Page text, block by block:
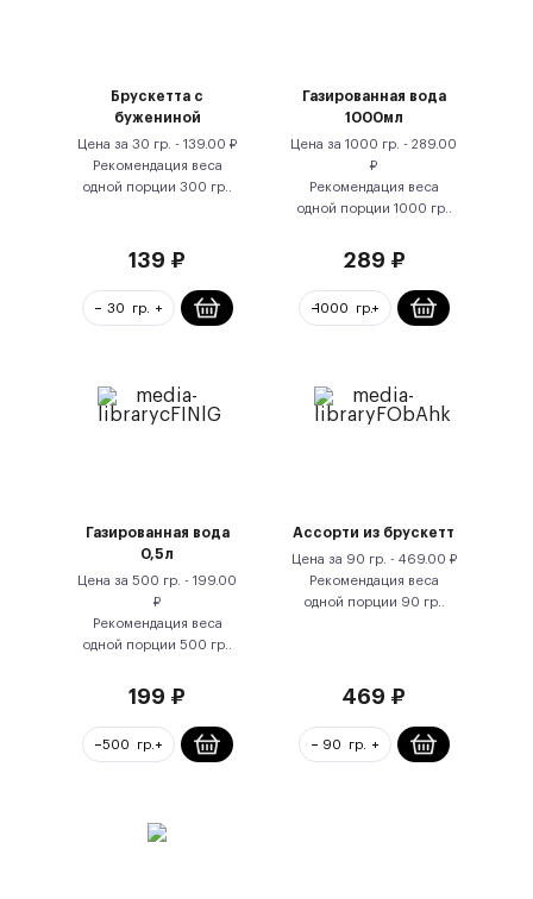
Брускетта с
бужениной
Цена за 30 гр. - 139.00 ₽
Рекомендация веса
одной порции 300 гр.
139 ₽
Газированная вода
1000мл
Цена за 1000 гр. - 289.00
₽
Рекомендация веса
одной порции 1000 гр.
289 ₽
Газированная вода
0,5л
Цена за 500 гр. - 199.00
₽
Рекомендация веса
одной порции 500 гр.
199 ₽
Ассорти из брускетт
Цена за 90 гр. - 469.00 ₽
Рекомендация веса
одной порции 90 гр.
469 ₽